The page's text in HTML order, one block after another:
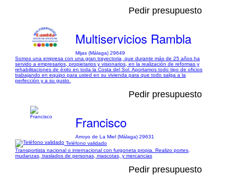
Pedir presupuesto
Multiservicios Rambla
Mijas (Málaga) 29649
Somos una empresa con una gran trayectoria, que durante más de 25 años ha
servido a empresarios, propietarios y visionarios, en la realización de reformas y
rehabilitaciones de éxito en toda la Costa del Sol. Aportamos todo tipo de oficios
trabajando en equipo para usted en su vivienda para que todo salga a la
perfección y a su gusto.
Pedir presupuesto
Francisco
Arroyo de La Miel (Málaga) 29631
Teléfono validado
Transportista nacional o internacional con furgoneta propia. Realizo portes,
mudanzas, traslados de personas, mascotas, y mercancias
Pedir presupuesto